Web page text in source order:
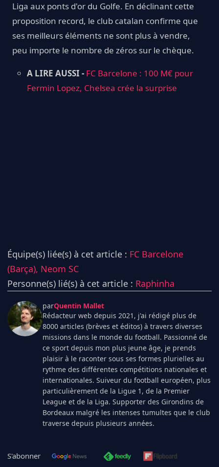
Liga aux ponts d'or du Golfe. En déclinant cette
proposition record, le club catalan confirme que
ses meilleurs éléments ne sont plus à vendre,
peu importe le nombre de zéros sur le chèque.
A LIRE AUSSI - FC Barcelone : 100 M€ pour
Fermin Lopez, Chelsea crée la surprise
Équipe(s) liée(s) à cet article : FC Barcelone
(Barça), Neom SC
Personne(s) lié(s) à cet article : Raphinha
parQuentin Mallet
Rédacteur web depuis 2021, j'ai rédigé plus de
8000 articles (brèves et éditos) à travers diverses
missions dans le monde du football. Passionné de
ce sport depuis mon plus jeune âge, je prends
plaisir à le raconter sous ses formes plurielles au
rythme des différentes compétitions nationales et
internationales. Suiveur du football européen, plus
particulièrement de la Ligue 1, de la Premier
League et de la Liga. Supporter des Girondins de
Bordeaux malgré les intenses tumultes que le club
traverse depuis plusieurs années.
S'abonner